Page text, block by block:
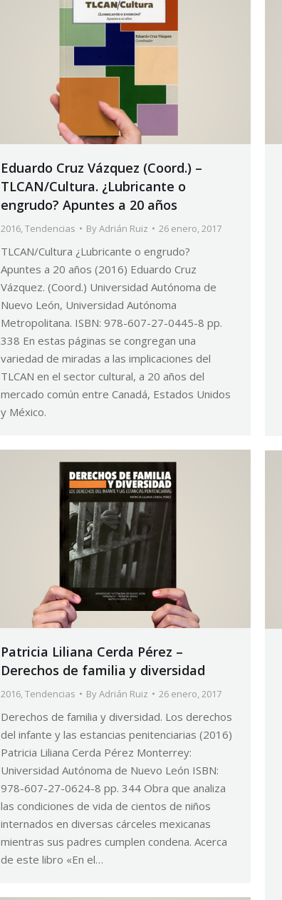
Eduardo Cruz Vázquez (Coord.) –
TLCAN/Cultura. ¿Lubricante o
engrudo? Apuntes a 20 años
2016,Tendencias ByAdrián Ruiz 26 enero, 2017
TLCAN/Cultura ¿Lubricante o engrudo?
Apuntes a 20 años (2016) Eduardo Cruz
Vázquez. (Coord.) Universidad Autónoma de
Nuevo León, Universidad Autónoma
Metropolitana. ISBN: 978-607-27-0445-8 pp.
338 En estas páginas se congregan una
variedad de miradas a las implicaciones del
TLCAN en el sector cultural, a 20 años del
mercado común entre Canadá, Estados Unidos
y México.
Patricia Liliana Cerda Pérez –
Derechos de familia y diversidad
2016,Tendencias ByAdrián Ruiz 26 enero, 2017
Derechos de familia y diversidad. Los derechos
del infante y las estancias penitenciarias (2016)
Patricia Liliana Cerda Pérez Monterrey:
Universidad Autónoma de Nuevo León ISBN:
978-607-27-0624-8 pp. 344 Obra que analiza
las condiciones de vida de cientos de niños
internados en diversas cárceles mexicanas
mientras sus padres cumplen condena. Acerca
de este libro «En el…